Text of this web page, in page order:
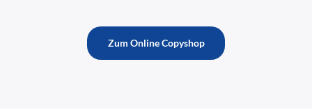
Zum Online Copyshop